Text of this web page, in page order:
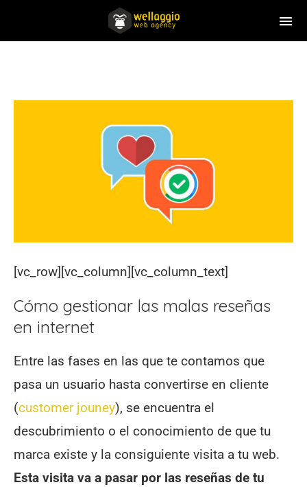
[vc_row][vc_column][vc_column_text]
Cómo gestionar las malas reseñas
en internet
Entre las fases en las que te contamos que
pasa un usuario hasta convertirse en cliente
(customer jouney), se encuentra el
descubrimiento o el conocimiento de que tu
marca existe y la consiguiente visita a tu web.
Esta visita va a pasar por las reseñas de tu